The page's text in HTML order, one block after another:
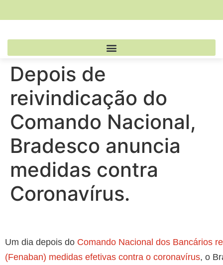
Depois de
reivindicação do
Comando Nacional,
Bradesco anuncia
medidas contra
Coronavírus.
Um dia depois do Comando Nacional dos Bancários
(Fenaban) medidas efetivas contra o coronavírus, o